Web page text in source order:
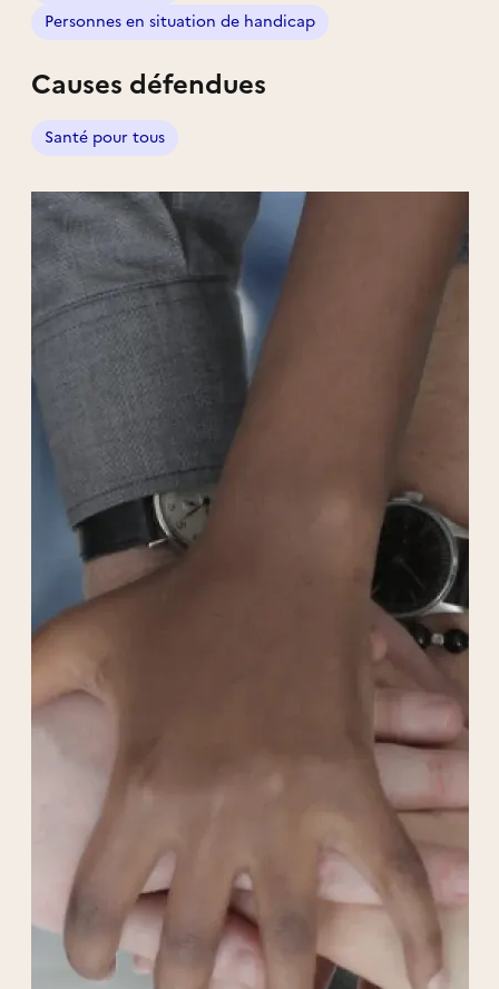
Personnes en situation de handicap
Causes défendues
Santé pour tous